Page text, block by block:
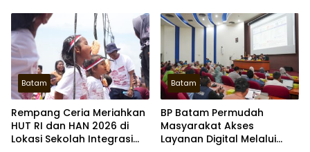
undangan
Batam
Rempang Ceria Meriahkan
HUT RI dan HAN 2026 di
Lokasi Sekolah Integrasi
Batam
BP Batam Permudah
Masyarakat Akses
Layanan Digital Melalui